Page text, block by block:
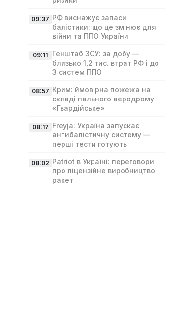
09:37 РФ виснажує запаси
балістики: що це змінює для
війни та ППО України
09:11
Генштаб ЗСУ: за добу —
близько 1,2 тис. втрат РФ і до
3 систем ППО
08:57 Крим: ймовірна пожежа на
складі пального аеродрому
«Гвардійське»
08:17 Freyja: Україна запускає
антибалістичну систему —
перші тести готують
08:02 Patriot в Україні: переговори
про ліцензійне виробництво
ракет